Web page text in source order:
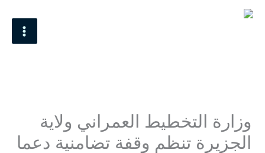
تخطي
إلى
وزارة التخطيط العمراني ولاية
الجزيرة تنظم وقفة تضامنية دعما